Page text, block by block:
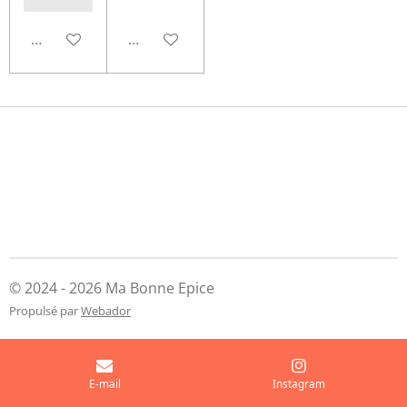
Ajouter au panierAjouter au panier
© 2024 - 2026 Ma Bonne Epice
Propulsé parWebador
E-mail Instagram